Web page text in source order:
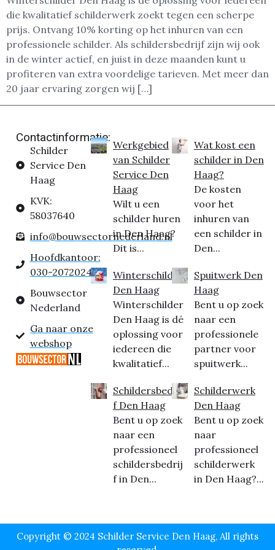
die kwalitatief schilderwerk zoekt tegen een scherpe
prijs. Ontvang 10% korting op het inhuren van een
professionele schilder. Als schildersbedrijf zijn wij ook
in de winter actief, en juist in deze maanden kunt u
profiteren van extra voordelige tarieven. Met meer dan
20 jaar ervaring zorgen wij […]
Contactinformatie:
Schilder
Service Den
Haag
KVK:
58037640
info@bouwsectornederland.nl
Hoofdkantoor:
030-2072024
Bouwsector
Nederland
Ga naar onze
webshop
Werkgebied
van Schilder
Service Den
Haag
Wilt u een
schilder huren
in Den Haag?
Dit is...
Winterschilder
Den Haag
Winterschilder
Den Haag is dé
oplossing voor
iedereen die
kwalitatief...
Schildersbedrij
f Den Haag
Bent u op zoek
naar een
professioneel
schildersbedrij
f in Den...
Wat kost een
schilder in Den
Haag?
De kosten
voor het
inhuren van
een schilder in
Den...
Spuitwerk Den
Haag
Bent u op zoek
naar een
professionele
partner voor
spuitwerk...
Schilderwerk
Den Haag
Bent u op zoek
naar
professioneel
schilderwerk
in Den Haag?...
Copyright © 2024 Schilder Service Den Haag, All rights